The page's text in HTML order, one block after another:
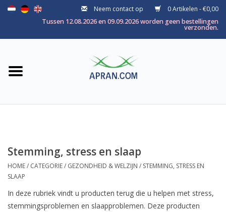
Neem contact op
0 Artikelen - €0,00
Tussen 12.08.2026 en 09.09.2026 worden geen bestellingen
verzonden.
Home
Categorie
Gezondheidsdoel
Stemming, stress en slaap
HOME/ CATEGORIE/ GEZONDHEID & WELZIJN / STEMMING, STRESS EN
SLAAP
In deze rubriek vindt u producten terug die u helpen met stress,
stemmingsproblemen en slaapproblemen. Deze producten